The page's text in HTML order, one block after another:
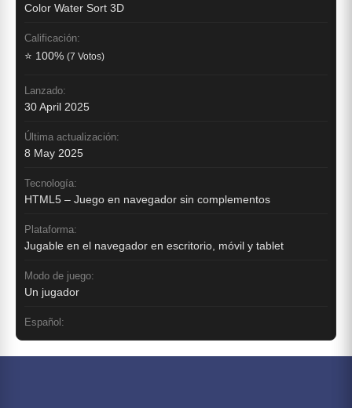
Color Water Sort 3D
Calificación:
⭐ 100% (7 Votos)
Lanzado:
30 April 2025
Última actualización:
8 May 2025
Tecnología:
HTML5 – Juego en navegador sin complementos
Plataforma:
Jugable en el navegador en escritorio, móvil y tablet
Modo de juego:
Un jugador
Español: